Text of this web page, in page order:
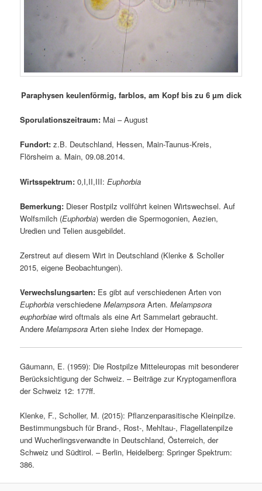
Paraphysen keulenförmig, farblos, am Kopf bis zu 6 µm dick
Sporulationszeitraum: Mai – August
Fundort:z.B. Deutschland, Hessen, Main-Taunus-Kreis,
Flörsheim a. Main, 09.08.2014.
Wirtsspektrum: 0,I,II,III:Euphorbia
Bemerkung: Dieser Rostpilz vollführt keinen Wirtswechsel. Auf
Wolfsmilch (Euphorbia) werden die Spermogonien, Aezien,
Uredien und Telien ausgebildet.
Zerstreut auf diesem Wirt in Deutschland (Klenke & Scholler
2015, eigene Beobachtungen).
Verwechslungsarten: Es gibt auf verschiedenen Arten von
Euphorbia verschiedeneMelampsora Arten.Melampsora
euphorbiae wird oftmals als eine Art Sammelart gebraucht.
AndereMelampsora Arten siehe Index der Homepage.
Gäumann, E. (1959): Die Rostpilze Mitteleuropas mit besonderer
Berücksichtigung der Schweiz. – Beiträge zur Kryptogamenflora
der Schweiz 12: 177ff.
Klenke, F., Scholler, M. (2015): Pflanzenparasitische Kleinpilze.
Bestimmungsbuch für Brand-, Rost-, Mehltau-, Flagellatenpilze
und Wucherlingsverwandte in Deutschland, Österreich, der
Schweiz und Südtirol. – Berlin, Heidelberg: Springer Spektrum:
386.